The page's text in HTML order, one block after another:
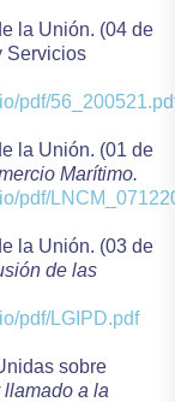
la Unión. (04 de
Servicios
pdf/
la Unión. (01 de
Marítimo.
pdf/
la Unión. (03 de
de las
pdf/LGIPD.pdf
sobre
a la